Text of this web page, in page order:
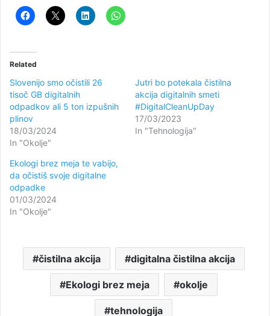
Related
Slovenijo smo očistili 26
tisoč GB digitalnih
odpadkov ali 5 ton izpušnih
plinov
18/03/2024
In "Okolje"
Jutri bo potekala čistilna
akcija digitalnih smeti
#DigitalCleanUpDay
17/03/2023
In "Tehnologija"
Ekologi brez meja te vabijo,
da očistiš svoje digitalne
odpadke
01/03/2024
In "Okolje"
čistilna akcija digitalna čistilna akcija
Ekologi brez meja okolje
tehnologija